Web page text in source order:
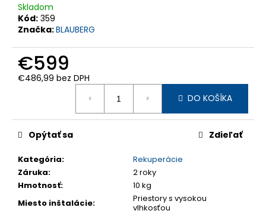
Skladom
Kód: 359
Značka:BLAUBERG
€599
€486,99 bez DPH
DO KOŠÍKA
Kategória:
Rekuperácie
Záruka:
2 roky
Hmotnosť:
10 kg
Miesto inštalácie:
Priestory s vysokou
vlhkosťou
Opýtať sa Zdieľať